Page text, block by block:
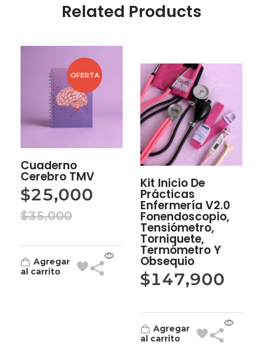
Related Products
OFERTA
Cuaderno
Cerebro TMV
$25,000
$35,000
Agregar
al carrito
Kit Inicio De
Prácticas
Enfermería V2.0
Fonendoscopio,
Tensiómetro,
Torniquete,
Termómetro Y
Obsequio
$147,900
Agregar
al carrito